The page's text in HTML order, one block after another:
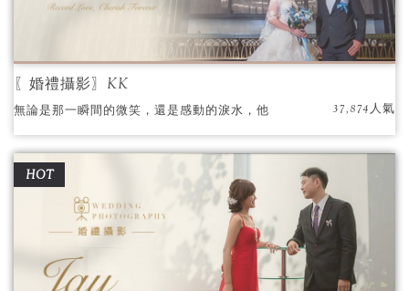
〖婚禮攝影〗KK
無論是那一瞬間的微笑，還是感動的淚水，他
實而美麗的畫面。
37,874人氣
HOT